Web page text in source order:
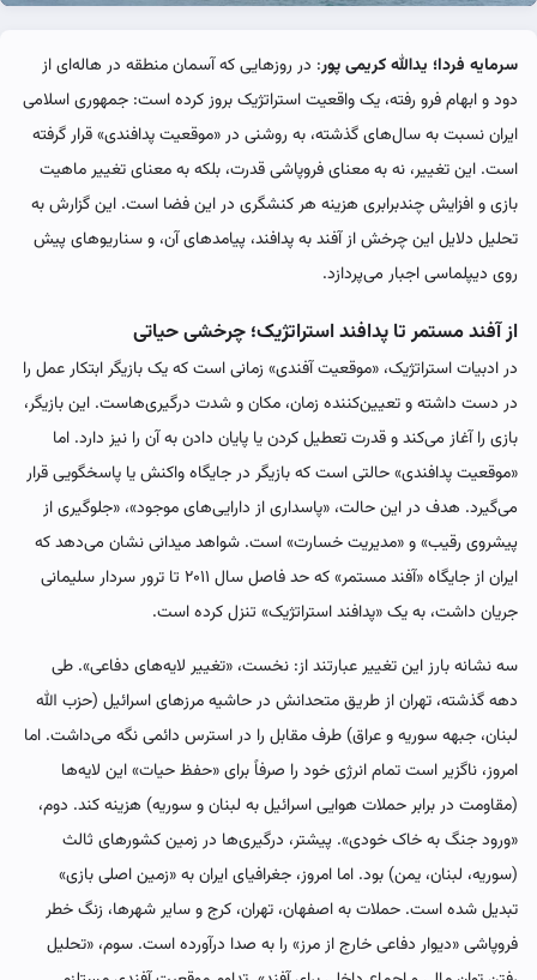
سرمایه فردا؛ یدالله کریمی پور: در روزهایی که آسمان منطقه در هاله‌ای از
دود و ابهام فرو رفته، یک واقعیت استراتژیک بروز کرده است: جمهوری اسلامی
ایران نسبت به سال‌های گذشته، به روشنی در «موقعیت پدافندی» قرار گرفته
است. این تغییر، نه به معنای فروپاشی قدرت، بلکه به معنای تغییر ماهیت
بازی و افزایش چندبرابری هزینه هر کنشگری در این فضا است. این گزارش به
تحلیل دلایل این چرخش از آفند به پدافند، پیامدهای آن، و سناریوهای پیش
روی دیپلماسی اجبار می‌پردازد.
از آفند مستمر تا پدافند استراتژیک؛ چرخشی حیاتی
در ادبیات استراتژیک، «موقعیت آفندی» زمانی است که یک بازیگر ابتکار عمل را
در دست داشته و تعیین‌کننده زمان، مکان و شدت درگیری‌هاست. این بازیگر،
بازی را آغاز می‌کند و قدرت تعطیل کردن یا پایان دادن به آن را نیز دارد. اما
«موقعیت پدافندی» حالتی است که بازیگر در جایگاه واکنش یا پاسخگویی قرار
می‌گیرد. هدف در این حالت، «پاسداری از دارایی‌های موجود»، «جلوگیری از
پیشروی رقیب» و «مدیریت خسارت» است. شواهد میدانی نشان می‌دهد که
ایران از جایگاه «آفند مستمر» که حد فاصل سال ۲۰۱۱ تا ترور سردار سلیمانی
جریان داشت، به یک «پدافند استراتژیک» تنزل کرده است.
سه نشانه بارز این تغییر عبارتند از: نخست، «تغییر لایه‌های دفاعی». طی
دهه گذشته، تهران از طریق متحدانش در حاشیه مرزهای اسرائیل (حزب الله
لبنان، جبهه سوریه و عراق) طرف مقابل را در استرس دائمی نگه می‌داشت. اما
امروز، ناگزیر است تمام انرژی خود را صرفاً برای «حفظ حیات» این لایه‌ها
(مقاومت در برابر حملات هوایی اسرائیل به لبنان و سوریه) هزینه کند. دوم،
«ورود جنگ به خاک خودی». پیشتر، درگیری‌ها در زمین کشورهای ثالث
(سوریه، لبنان، یمن) بود. اما امروز، جغرافیای ایران به «زمین اصلی بازی»
تبدیل شده است. حملات به اصفهان، تهران، کرج و سایر شهرها، زنگ خطر
فروپاشی «دیوار دفاعی خارج از مرز» را به صدا درآورده است. سوم، «تحلیل